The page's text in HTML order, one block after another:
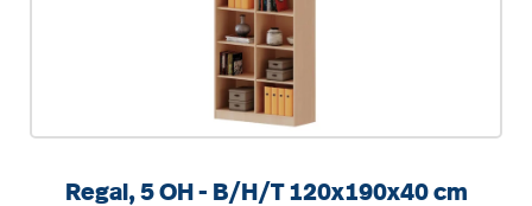
Regal, 5 OH - B/H/T 120x190x40 cm